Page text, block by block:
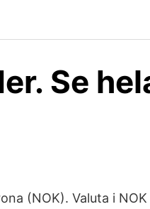
Se
(NOK). Valuta i